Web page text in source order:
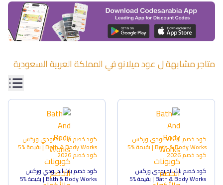
متاجر مشابهة لعود ميلانوفيالمملكة العربية السعودية
كود خصم باث اند بودي وركس
Bath & Body Works | بقيمة %5
كود خصم2026
كود خصم باث اند بودي وركس
Bath & Body Works | بقيمة %5
كود خصم باث اند بودي وركس
Bath & Body Works | بقيمة %5
كود خصم2026
كود خصم باث اند بودي وركس
Bath & Body Works | بقيمة %5